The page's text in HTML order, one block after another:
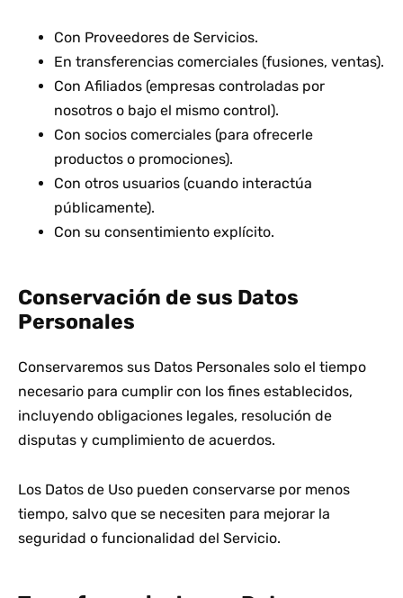
Con Proveedores de Servicios.
En transferencias comerciales (fusiones, ventas).
Con Afiliados (empresas controladas por
nosotros o bajo el mismo control).
Con socios comerciales (para ofrecerle
productos o promociones).
Con otros usuarios (cuando interactúa
públicamente).
Con su consentimiento explícito.
Conservación de sus Datos
Personales
Conservaremos sus Datos Personales solo el tiempo
necesario para cumplir con los fines establecidos,
incluyendo obligaciones legales, resolución de
disputas y cumplimiento de acuerdos.
Los Datos de Uso pueden conservarse por menos
tiempo, salvo que se necesiten para mejorar la
seguridad o funcionalidad del Servicio.